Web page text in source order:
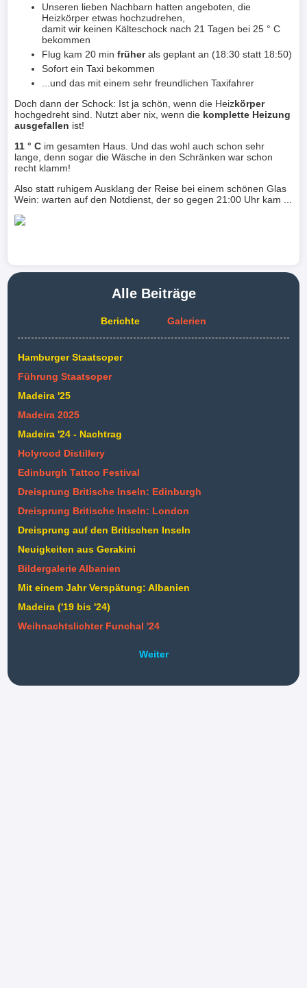
Unseren lieben Nachbarn hatten angeboten, die
Heizkörper etwas hochzudrehen,
damit wir keinen Kälteschock nach 21 Tagen bei 25 ° C
bekommen
Flug kam 20 minfrüherals geplant an (18:30 statt 18:50)
Sofort ein Taxi bekommen
...und das mit einem sehr freundlichen Taxifahrer
Doch dann der Schock: Ist ja schön, wenn die Heizkörper
hochgedreht sind. Nutzt aber nix, wenn die komplette Heizung
ausgefallen ist!
11 ° C im gesamten Haus. Und das wohl auch schon sehr
lange, denn sogar die Wäsche in den Schränken war schon
recht klamm!
Also statt ruhigem Ausklang der Reise bei einem schönen Glas
Wein: warten auf den Notdienst, der so gegen 21:00 Uhr kam ...
Alle Beiträge
Berichte Galerien
Hamburger Staatsoper
Führung Staatsoper
Madeira '25
Madeira 2025
Madeira '24 - Nachtrag
Holyrood Distillery
Edinburgh Tattoo Festival
Dreisprung Britische Inseln: Edinburgh
Dreisprung Britische Inseln: London
Dreisprung auf den Britischen Inseln
Neuigkeiten aus Gerakini
Bildergalerie Albanien
Mit einem Jahr Verspätung: Albanien
Madeira ('19 bis '24)
Weihnachtslichter Funchal '24
Weiter